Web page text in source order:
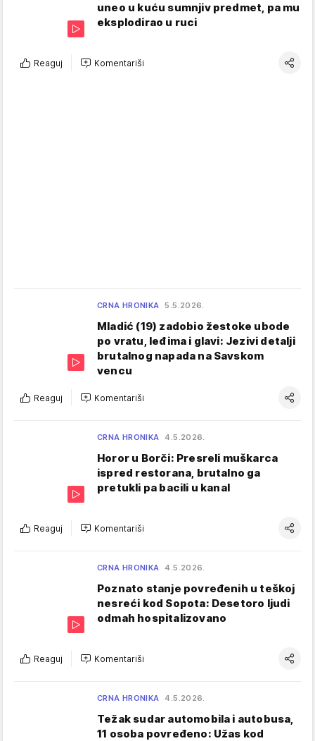
uneo u kuću sumnjiv predmet, pa mu
eksplodirao u ruci
Reaguj Komentariši
CRNA HRONIKA 5.5.2026.
Mladić (19) zadobio žestoke ubode
po vratu, leđima i glavi: Jezivi detalji
brutalnog napada na Savskom
vencu
Reaguj Komentariši
CRNA HRONIKA 4.5.2026.
Horor u Borči: Presreli muškarca
ispred restorana, brutalno ga
pretukli pa bacili u kanal
Reaguj Komentariši
CRNA HRONIKA 4.5.2026.
Poznato stanje povređenih u teškoj
nesreći kod Sopota: Desetoro ljudi
odmah hospitalizovano
Reaguj Komentariši
CRNA HRONIKA 4.5.2026.
Težak sudar automobila i autobusa,
11 osoba povređeno: Užas kod